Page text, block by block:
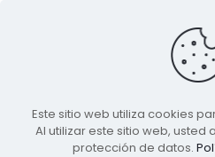
TODA LA
Este sitio web utiliza cookies
Al utilizar este sitio web, usted
protección de datos.